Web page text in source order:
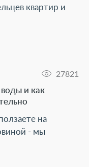
квартир и
27821
воды и как
на
- мы